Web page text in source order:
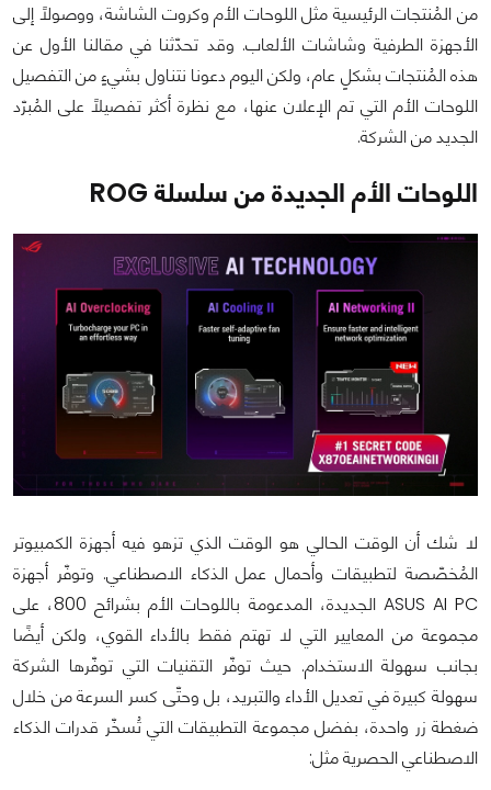
من المُنتجات الرئيسية مثل اللوحات الأم وكروت الشاشة، ووصولًا إلى
الأجهزة الطرفية وشاشات الألعاب. وقد تحدّثنا في مقالنا الأول عن
هذه المُنتجات بشكلٍ عام، ولكن اليوم دعونا نتناول بشيءٍ من التفصيل
اللوحات الأم التي تم الإعلان عنها، مع نظرة أكثر تفصيلًا على المُبرّد
الجديد من الشركة.
اللوحات الأم الجديدة من سلسلة ROG
لا شك أن الوقت الحالي هو الوقت الذي تزهو فيه أجهزة الكمبيوتر
المُخصّصة لتطبيقات وأحمال عمل الذكاء الاصطناعي. وتوفّر أجهزة
ASUS AI PC الجديدة، المدعومة باللوحات الأم بشرائح 800، على
مجموعة من المعايير التي لا تهتم فقط بالأداء القوي، ولكن أيضًا
بجانب سهولة الاستخدام. حيث توفّر التقنيات التي توفّرها الشركة
سهولة كبيرة في تعديل الأداء والتبريد، بل وحتّى كسر السرعة من خلال
ضغطة زر واحدة، بفضل مجموعة التطبيقات التي تُسخّر قدرات الذكاء
الاصطناعي الحصرية مثل: